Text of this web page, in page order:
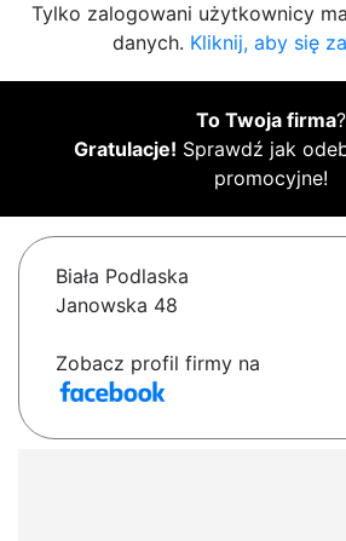
Tylko zalogowani użytkownicy
danych. Kliknij, aby się
To Twoja firma?
Gratulacje! Sprawdź jak
promocyjne!
Biała Podlaska
Janowska 48
Zobacz profil firmy na